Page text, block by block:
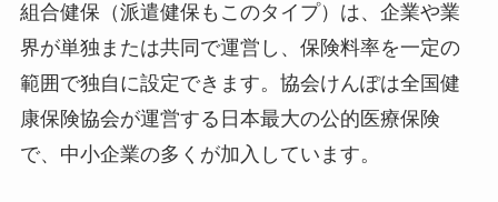
組合健保（派遣健保もこのタイプ）は、企業や業
界が単独または共同で運営し、保険料率を一定の
範囲で独自に設定できます。協会けんぽは全国健
康保険協会が運営する日本最大の公的医療保険
で、中小企業の多くが加入しています。